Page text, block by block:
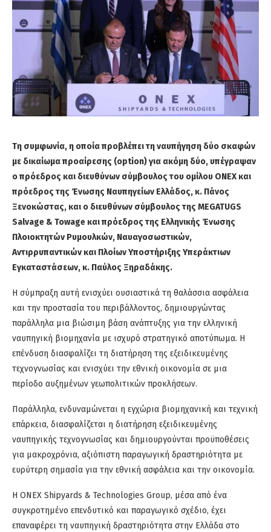
Τη συμφωνία, η οποία προβλέπει τη ναυπήγηση δύο σκαφών
με δικαίωμα προαίρεσης (option) για ακόμη δύο, υπέγραψαν
ο πρόεδρος και διευθύνων σύμβουλος του ομίλου ONEX και
πρόεδρος της Ένωσης Ναυπηγείων Ελλάδος, κ. Πάνος
Ξενοκώστας, και ο διευθύνων σύμβουλος της MEGATUGS
Salvage & Towage και πρόεδρος της Ελληνικής Ένωσης
Πλοιοκτητών Ρυμουλκών, Ναυαγοσωστικών,
Αντιρρυπαντικών και Πλοίων Υποστήριξης Υπεράκτιων
Εγκαταστάσεων, κ. Παύλος Ξηραδάκης.
Η σύμπραξη αυτή ενισχύει ουσιαστικά τη θαλάσσια ασφάλεια
και την προστασία του περιβάλλοντος, δημιουργώντας
παράλληλα μια βιώσιμη βάση ανάπτυξης για την ελληνική
ναυπηγική βιομηχανία με ισχυρό στρατηγικό αποτύπωμα. Η
επένδυση διασφαλίζει τη διατήρηση της εξειδικευμένης
τεχνογνωσίας και ενισχύει την εθνική οικονομία σε μια
περίοδο αυξημένων γεωπολιτικών προκλήσεων.
Παράλληλα, ενδυναμώνεται η εγχώρια βιομηχανική και τεχνική
επάρκεια, διασφαλίζεται η διατήρηση εξειδικευμένης
ναυπηγικής τεχνογνωσίας και δημιουργούνται προϋποθέσεις
για μακροχρόνια, αξιόπιστη παραγωγική δραστηριότητα με
ευρύτερη σημασία για την εθνική ασφάλεια και την οικονομία.
Η ΟΝEX Shipyards & Technologies Group, μέσα από ένα
συγκροτημένο επενδυτικό και παραγωγικό σχέδιο, έχει
επαναφέρει τη ναυπηγική δραστηριότητα στην Ελλάδα στο